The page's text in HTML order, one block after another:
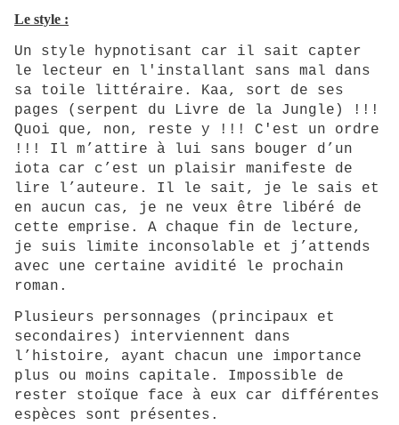
Le style :
Un style hypnotisant car il sait capter
le lecteur en l'installant sans mal dans
sa toile littéraire. Kaa, sort de ses
pages (serpent du Livre de la Jungle) !!!
Quoi que, non, reste y !!! C'est un ordre
!!! Il m’attire à lui sans bouger d’un
iota car c’est un plaisir manifeste de
lire l’auteure. Il le sait, je le sais et
en aucun cas, je ne veux être libéré de
cette emprise. A chaque fin de lecture,
je suis limite inconsolable et j’attends
avec une certaine avidité le prochain
roman.
Plusieurs personnages (principaux et
secondaires) interviennent dans
l’histoire, ayant chacun une importance
plus ou moins capitale. Impossible de
rester stoïque face à eux car différentes
espèces sont présentes.